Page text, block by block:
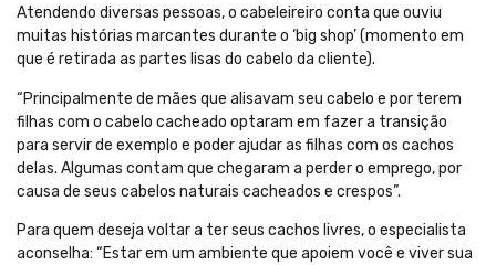
Atendendo diversas pessoas, o cabeleireiro conta que ouviu
muitas histórias marcantes durante o ‘big shop’ (momento em
que é retirada as partes lisas do cabelo da cliente).
“Principalmente de mães que alisavam seu cabelo e por terem
filhas com o cabelo cacheado optaram em fazer a transição
para servir de exemplo e poder ajudar as filhas com os cachos
delas. Algumas contam que chegaram a perder o emprego, por
causa de seus cabelos naturais cacheados e crespos”.
Para quem deseja voltar a ter seus cachos livres, o especialista
aconselha: “Estar em um ambiente que apoiem você e viver sua